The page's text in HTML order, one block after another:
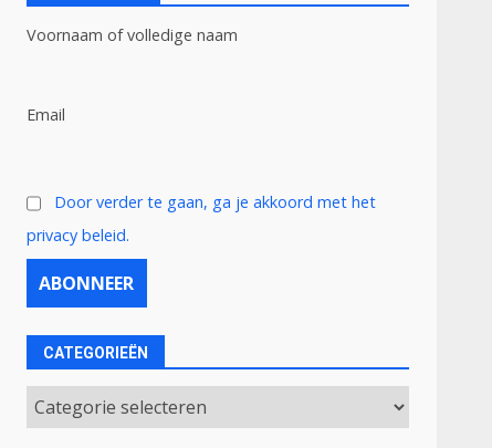
Voornaam of volledige naam
Email
Door verder te gaan, ga je akkoord met het
privacy beleid.
CATEGORIEËN
Categorieën